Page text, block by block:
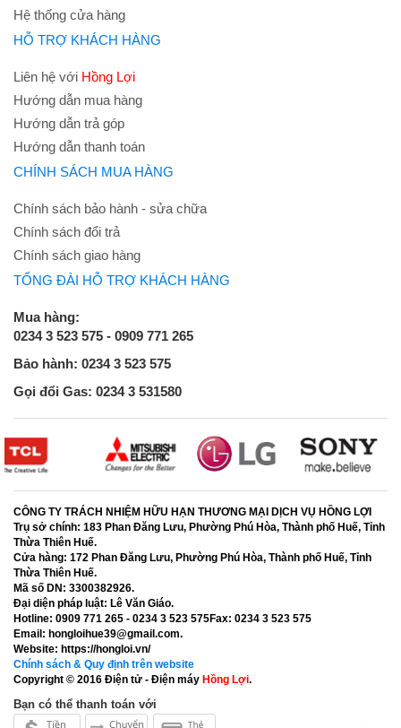
Hệ thống cửa hàng
HỖ TRỢ KHÁCH HÀNG
Liên hệ với Hồng Lợi
Hướng dẫn mua hàng
Hướng dẫn trả góp
Hướng dẫn thanh toán
CHÍNH SÁCH MUA HÀNG
Chính sách bảo hành - sửa chữa
Chính sách đổi trả
Chính sách giao hàng
TỔNG ĐÀI HỖ TRỢ KHÁCH HÀNG
Mua hàng:
0234 3 523 575 - 0909 771 265
Bảo hành: 0234 3 523 575
Gọi đổi Gas: 0234 3 531580
CÔNG TY TRÁCH NHIỆM HỮU HẠN THƯƠNG MẠI DỊCH VỤ HỒNG LỢI
Trụ sở chính: 183 Phan Đăng Lưu, Phường Phú Hòa, Thành phố Huế, Tỉnh
Thừa Thiên Huế.
Cửa hàng: 172 Phan Đăng Lưu, Phường Phú Hòa, Thành phố Huế, Tỉnh
Thừa Thiên Huế.
Mã số DN: 3300382926.
Đại diện pháp luật: Lê Văn Giáo.
Hotline: 0909 771 265 - 0234 3 523 575Fax: 0234 3 523 575
Email: hongloihue39@gmail.com.
Website: https://hongloi.vn/
Chính sách & Quy định trên website
Copyright © 2016 Điện tử - Điện máy Hồng Lợi.
Bạn có thể thanh toán với